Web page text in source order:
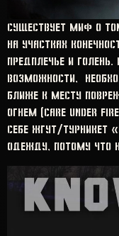
Существует миф о
на участках
предплечье и
возможности,
ближе к месту
огнем (Care Under
себе жгут/турникет
одежду, потому что